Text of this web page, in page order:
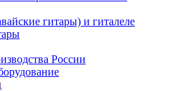
гитары) и гиталеле
России